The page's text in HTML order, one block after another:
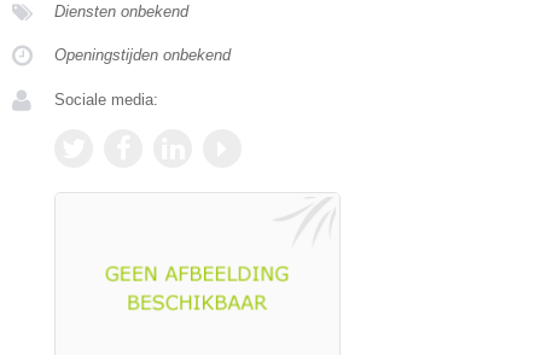
Diensten onbekend
Openingstijden onbekend
Sociale media: